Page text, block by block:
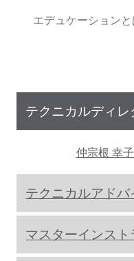
エデュケーションと
テクニカルディレ
仲宗根 幸
テクニカルアドバ
マスターインスト